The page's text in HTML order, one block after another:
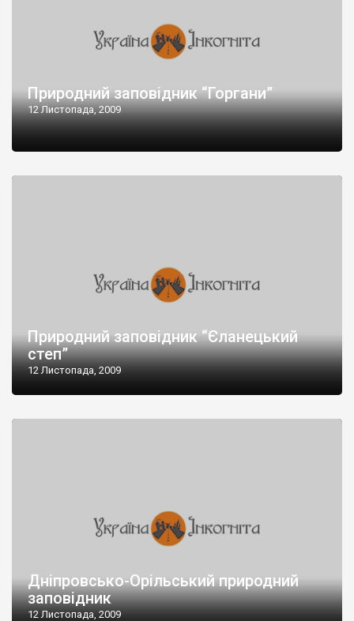
Природний заповідник “Горгани”
12 Листопада, 2009
Природний заповідник “Єланецький
степ”
12 Листопада, 2009
Дніпровсько-Орільський природний
заповідник
12 Листопада, 2009